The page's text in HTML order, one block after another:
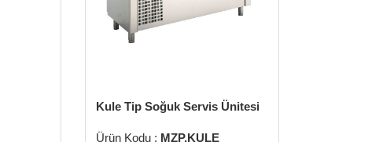
Kule Tip Soğuk Servis Ünitesi
Ürün Kodu : MZP.KULE